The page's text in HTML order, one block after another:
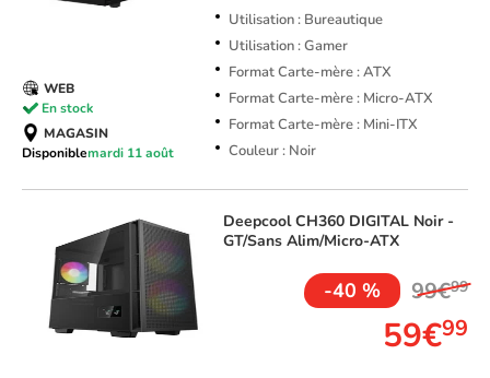
Utilisation : Bureautique
Utilisation : Gamer
Format Carte-mère : ATX
Format Carte-mère : Micro-ATX
Format Carte-mère : Mini-ITX
Couleur : Noir
WEB
En stock
MAGASIN
Disponiblemardi 11 août
DeepcoolCH360 DIGITAL Noir -
GT/Sans Alim/Micro-ATX
-40 % 99€99
59€99